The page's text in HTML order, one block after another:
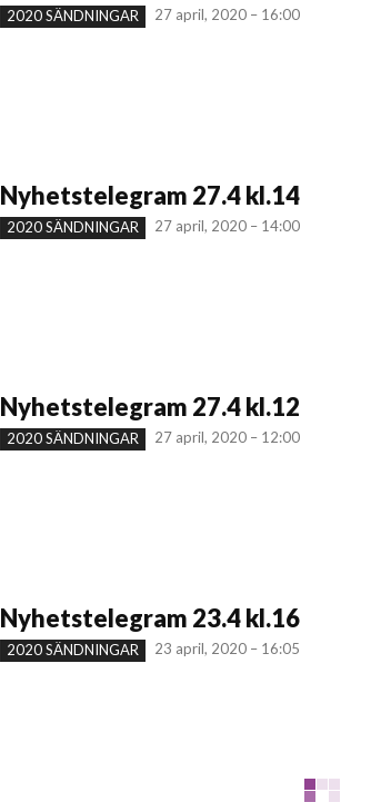
2020 SÄNDNINGAR 27 april, 2020 – 16:00
Nyhetstelegram 27.4 kl.14
2020 SÄNDNINGAR 27 april, 2020 – 14:00
Nyhetstelegram 27.4 kl.12
2020 SÄNDNINGAR 27 april, 2020 – 12:00
Nyhetstelegram 23.4 kl.16
2020 SÄNDNINGAR 23 april, 2020 – 16:05